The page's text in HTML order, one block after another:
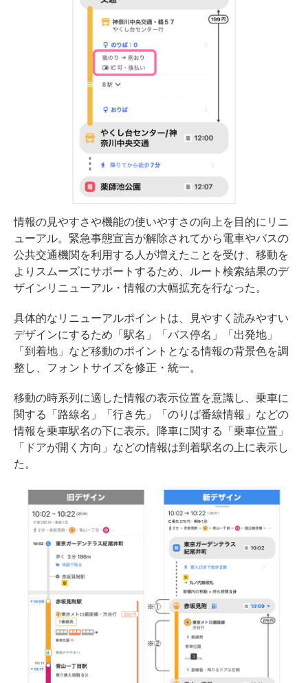
情報の見やすさや機能の使いやすさの向上を目的にリニ
ューアル。緊急事態宣言が解除されてから電車やバスの
公共交通機関を利用する人が増えたことを受け、移動を
よりスムーズにサポートするため、ルート検索結果のデ
ザインリニューアル・情報の大幅拡充を行なった。
具体的なリニューアルポイントは、見やすく読みやすい
デザインにするため「駅名」「バス停名」「出発地」
「到着地」など移動のポイントとなる情報の背景色を調
整し、フォントサイズを修正・統一。
移動の時系列に適した情報の表示位置を意識し、乗車に
関する「路線名」「行き先」「のりば番線情報」などの
情報を乗車駅名の下に表示。降車に関する「乗車位置」
「ドアが開く方向」などの情報は到着駅名の上に表示し
た。